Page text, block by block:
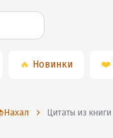
🔥 Новинки ❤️
Цитаты из книги